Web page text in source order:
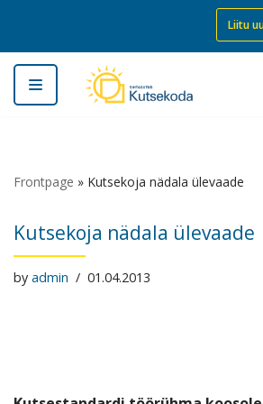
Skip
to
content
Liitu
Frontpage » Kutsekoja nädala ülevaade
Kutsekoja nädala ülevaade
by admin 01.04.2013